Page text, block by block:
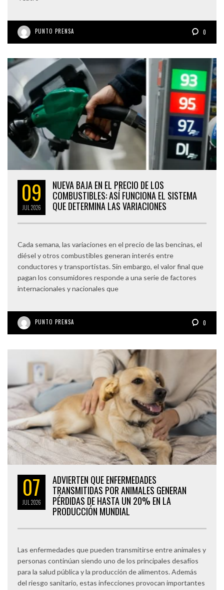
PUNTO PRENSA 0
09
JUL 2026
NUEVA BAJA EN EL PRECIO DE LOS
COMBUSTIBLES: ASÍ FUNCIONA EL SISTEMA
QUE DETERMINA LAS VARIACIONES
Cada semana, las variaciones en el precio de las bencinas, el
diésel y otros combustibles generan interés entre
conductores y transportistas. Sin embargo, el valor final que
pagan los consumidores responde a una serie de factores
internacionales y nacionales que
PUNTO PRENSA 0
07
JUL 2026
ADVIERTEN QUE ENFERMEDADES
TRANSMITIDAS POR ANIMALES GENERAN
PÉRDIDAS DE HASTA UN 20% EN LA
PRODUCCIÓN MUNDIAL
Las enfermedades que pueden transmitirse entre animales y
personas continúan siendo uno de los principales desafíos
para la salud pública y la producción de alimentos. Además
del riesgo sanitario, estas infecciones provocan importantes